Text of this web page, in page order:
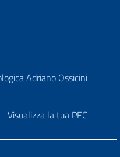
Adriano Ossicini
Visualizza la tua PEC